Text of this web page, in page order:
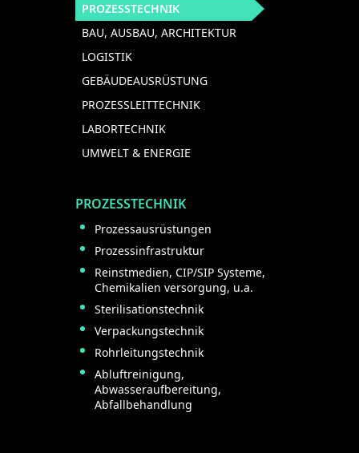
PROZESSTECHNIK
BAU, AUSBAU, ARCHITEKTUR
LOGISTIK
GEBÄUDEAUSRÜSTUNG
PROZESSLEITTECHNIK
LABORTECHNIK
UMWELT & ENERGIE
PROZESSTECHNIK
Prozessausrüstungen
Prozessinfrastruktur
Reinstmedien, CIP/SIP Systeme,
Chemikalien versorgung, u.a.
Sterilisationstechnik
Verpackungstechnik
Rohrleitungstechnik
Abluftreinigung,
Abwasseraufbereitung,
Abfallbehandlung